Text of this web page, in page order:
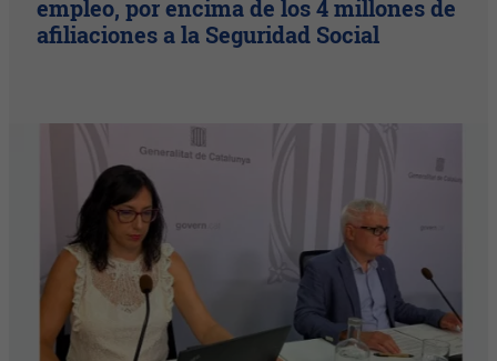
empleo, por encima de los 4 millones de
afiliaciones a la Seguridad Social